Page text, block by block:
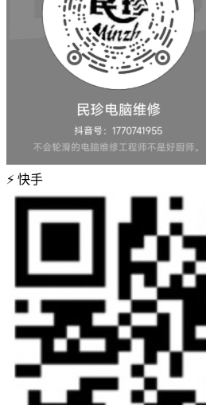
⚡ 快手